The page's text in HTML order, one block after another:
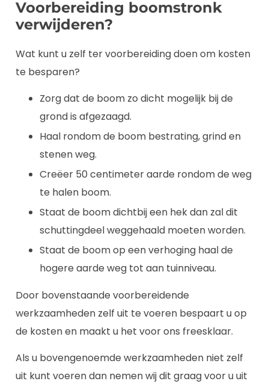
Voorbereiding boomstronk
verwijderen?
Wat kunt u zelf ter voorbereiding doen om kosten
te besparen?
Zorg dat de boom zo dicht mogelijk bij de
grond is afgezaagd.
Haal rondom de boom bestrating, grind en
stenen weg.
Creëer 50 centimeter aarde rondom de weg
te halen boom.
Staat de boom dichtbij een hek dan zal dit
schuttingdeel weggehaald moeten worden.
Staat de boom op een verhoging haal de
hogere aarde weg tot aan tuinniveau.
Door bovenstaande voorbereidende
werkzaamheden zelf uit te voeren bespaart u op
de kosten en maakt u het voor ons freesklaar.
Als u bovengenoemde werkzaamheden niet zelf
uit kunt voeren dan nemen wij dit graag voor u uit